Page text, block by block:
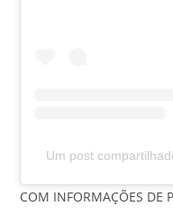
Um post
COM INFORMAÇÕES DE